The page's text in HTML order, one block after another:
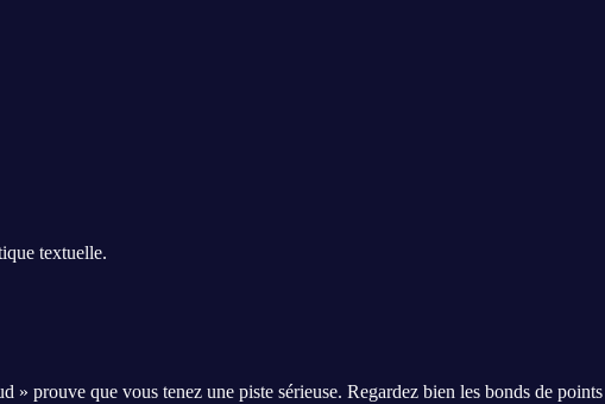
textuelle.
prouve que vous tenez une piste sérieuse. Regardez bien les bonds de points